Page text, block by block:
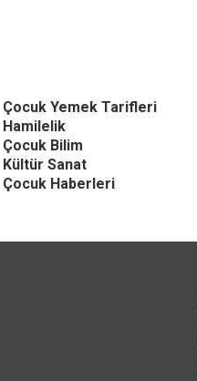
Çocuk Yemek Tarifleri
Hamilelik
Çocuk Bilim
Kültür Sanat
Çocuk Haberleri